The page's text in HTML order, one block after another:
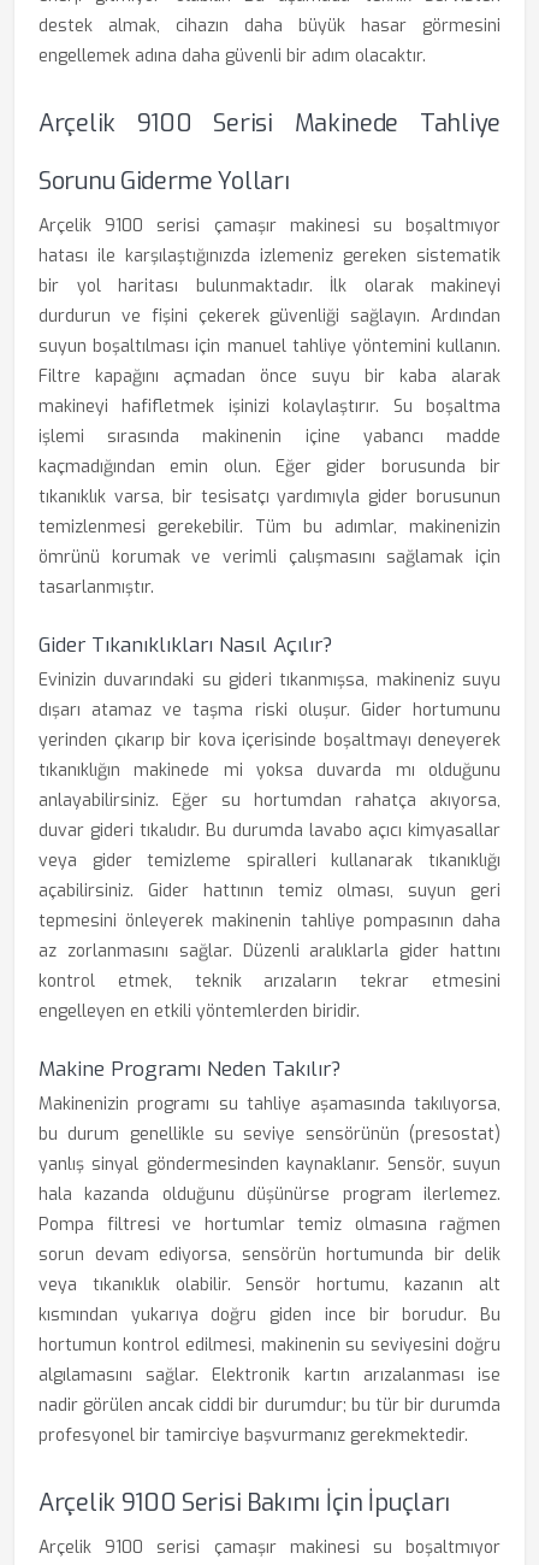
destek almak, cihazın daha büyük hasar görmesini
engellemek adına daha güvenli bir adım olacaktır.
Arçelik 9100 Serisi Makinede Tahliye
Sorunu Giderme Yolları
Arçelik 9100 serisi çamaşır makinesi su boşaltmıyor
hatası ile karşılaştığınızda izlemeniz gereken sistematik
bir yol haritası bulunmaktadır. İlk olarak makineyi
durdurun ve fişini çekerek güvenliği sağlayın. Ardından
suyun boşaltılması için manuel tahliye yöntemini kullanın.
Filtre kapağını açmadan önce suyu bir kaba alarak
makineyi hafifletmek işinizi kolaylaştırır. Su boşaltma
işlemi sırasında makinenin içine yabancı madde
kaçmadığından emin olun. Eğer gider borusunda bir
tıkanıklık varsa, bir tesisatçı yardımıyla gider borusunun
temizlenmesi gerekebilir. Tüm bu adımlar, makinenizin
ömrünü korumak ve verimli çalışmasını sağlamak için
tasarlanmıştır.
Gider Tıkanıklıkları Nasıl Açılır?
Evinizin duvarındaki su gideri tıkanmışsa, makineniz suyu
dışarı atamaz ve taşma riski oluşur. Gider hortumunu
yerinden çıkarıp bir kova içerisinde boşaltmayı deneyerek
tıkanıklığın makinede mi yoksa duvarda mı olduğunu
anlayabilirsiniz. Eğer su hortumdan rahatça akıyorsa,
duvar gideri tıkalıdır. Bu durumda lavabo açıcı kimyasallar
veya gider temizleme spiralleri kullanarak tıkanıklığı
açabilirsiniz. Gider hattının temiz olması, suyun geri
tepmesini önleyerek makinenin tahliye pompasının daha
az zorlanmasını sağlar. Düzenli aralıklarla gider hattını
kontrol etmek, teknik arızaların tekrar etmesini
engelleyen en etkili yöntemlerden biridir.
Makine Programı Neden Takılır?
Makinenizin programı su tahliye aşamasında takılıyorsa,
bu durum genellikle su seviye sensörünün (presostat)
yanlış sinyal göndermesinden kaynaklanır. Sensör, suyun
hala kazanda olduğunu düşünürse program ilerlemez.
Pompa filtresi ve hortumlar temiz olmasına rağmen
sorun devam ediyorsa, sensörün hortumunda bir delik
veya tıkanıklık olabilir. Sensör hortumu, kazanın alt
kısmından yukarıya doğru giden ince bir borudur. Bu
hortumun kontrol edilmesi, makinenin su seviyesini doğru
algılamasını sağlar. Elektronik kartın arızalanması ise
nadir görülen ancak ciddi bir durumdur; bu tür bir durumda
profesyonel bir tamirciye başvurmanız gerekmektedir.
Arçelik 9100 Serisi Bakımı İçin İpuçları
Arçelik 9100 serisi çamaşır makinesi su boşaltmıyor